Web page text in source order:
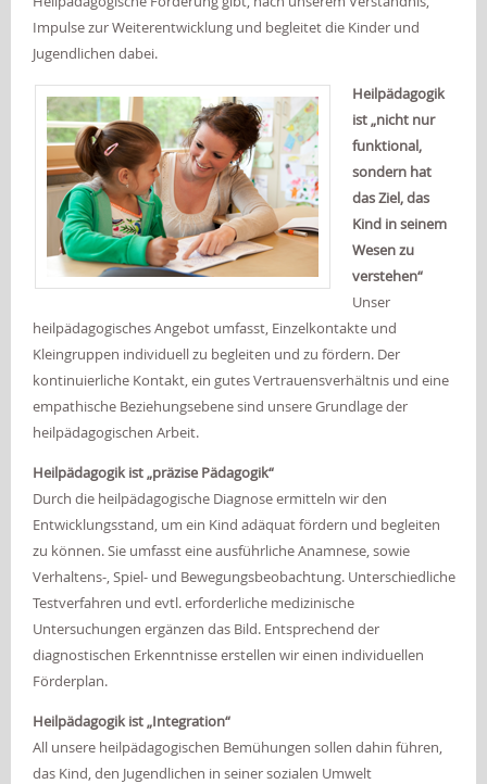
Impulse zur Weiterentwicklung und begleitet die Kinder und
Jugendlichen dabei.
Heilpädagogik
ist „nicht nur
funktional,
sondern hat
das Ziel, das
Kind in seinem
Wesen zu
verstehen“
Unser
heilpädagogisches Angebot umfasst, Einzelkontakte und
Kleingruppen individuell zu begleiten und zu fördern. Der
kontinuierliche Kontakt, ein gutes Vertrauensverhältnis und eine
empathische Beziehungsebene sind unsere Grundlage der
heilpädagogischen Arbeit.
Heilpädagogik ist „präzise Pädagogik“
Durch die heilpädagogische Diagnose ermitteln wir den
Entwicklungsstand, um ein Kind adäquat fördern und begleiten
zu können. Sie umfasst eine ausführliche Anamnese, sowie
Verhaltens-, Spiel- und Bewegungsbeobachtung. Unterschiedliche
Testverfahren und evtl. erforderliche medizinische
Untersuchungen ergänzen das Bild. Entsprechend der
diagnostischen Erkenntnisse erstellen wir einen individuellen
Förderplan.
Heilpädagogik ist „Integration“
All unsere heilpädagogischen Bemühungen sollen dahin führen,
das Kind, den Jugendlichen in seiner sozialen Umwelt